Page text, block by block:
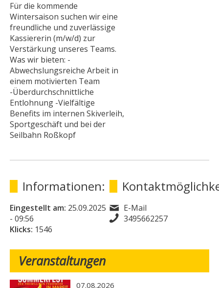
Für die kommende
Wintersaison suchen wir eine
freundliche und zuverlässige
Kassiererin (m/w/d) zur
Verstärkung unseres Teams.
Was wir bieten: -
Abwechslungsreiche Arbeit in
einem motivierten Team
-Überdurchschnittliche
Entlohnung -Vielfältige
Benefits im internen Skiverleih,
Sportgeschäft und bei der
Seilbahn Roßkopf
Informationen:
Eingestellt am: 25.09.2025
- 09:56
Klicks: 1546
E-Mail
3495662257
Veranstaltungen
07.08.2026